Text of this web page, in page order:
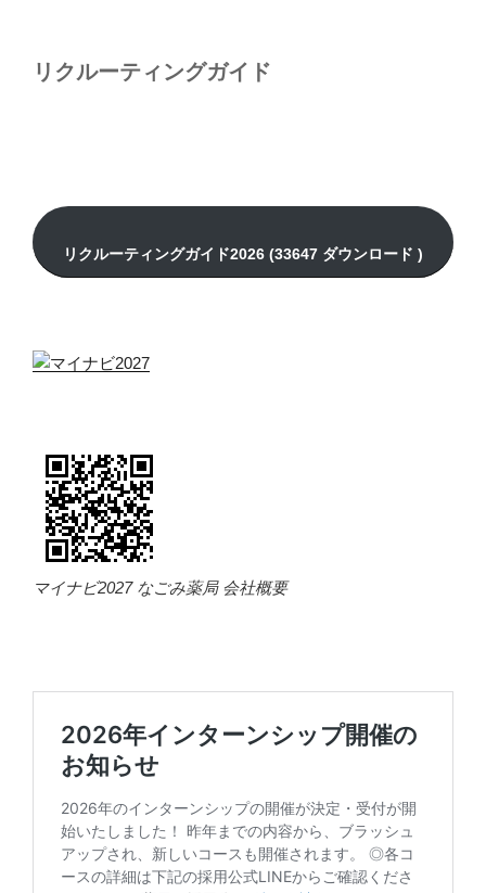
リクルーティングガイド
マイナビ2027 なごみ薬局 会社概要